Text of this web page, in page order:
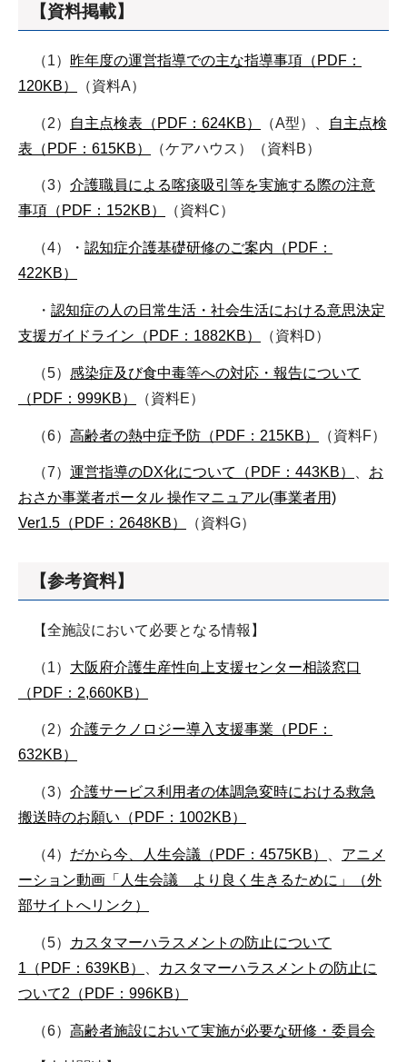
【資料掲載】
（1） 昨年度の運営指導での主な指導事項（PDF：
120KB）
（資料A）
（2） 自主点検表（PDF：624KB） （A型）、
自主点検
表（PDF：615KB）
（ケアハウス）（資料B）
（3） 介護職員による喀痰吸引等を実施する際の注意
事項（PDF：152KB）
（資料C）
（4）・ 認知症介護基礎研修のご案内（PDF：
422KB）
・ 認知症の人の日常生活・社会生活における意思決定
支援ガイドライン（PDF：1882KB）
（資料D）
（5） 感染症及び食中毒等への対応・報告について
（PDF：999KB）
（資料E）
（6） 高齢者の熱中症予防（PDF：215KB） （資料F）
（7） 運営指導のDX化について（PDF：443KB）
お
おさか事業者ポータル 操作マニュアル(事業者用)
Ver1.5（PDF：2648KB）
（資料G）
【参考資料】
【全施設において必要となる情報】
（1） 大阪府介護生産性向上支援センター相談窓口
（PDF：2,660KB）
（2） 介護テクノロジー導入支援事業（PDF：
632KB）
（3） 介護サービス利用者の体調急変時における救急
搬送時のお願い（PDF：1002KB）
（4） だから今、人生会議（PDF：4575KB）
アニメ
ーション動画「人生会議 より良く生きるために」（外
部サイトへリンク）
（5）
カスタマーハラスメントの防止について
1（PDF：639KB）
カスタマーハラスメントの防止に
ついて2（PDF：996KB）
（6） 高齢者施設において実施が必要な研修・委員会